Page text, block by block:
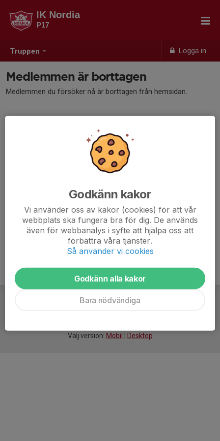
Truppen Logga in
IK Nordia
P17
Medlemmen är borttagen
Medlemmen du försöker nå är borttagen från hemsidan.
Välj version: Mobil Desktop
Godkänn kakor
Vi använder oss av kakor (cookies) för att vår
webbplats ska fungera bra för dig. De används
även för webbanalys i syfte att hjälpa oss att
förbättra våra tjänster.
Så använder vi cookies
Godkänn alla kakor
Bara nödvändiga